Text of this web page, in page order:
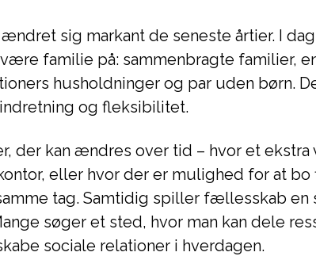
sig markant de seneste årtier. I
familie på: sammenbragte familier,
husholdninger og par uden børn.
og fleksibilitet.
der kan ændres over tid – hvor et
eller hvor der er mulighed for at bo
tag. Samtidig spiller fællesskab en
søger et sted, hvor man kan dele
sociale relationer i hverdagen.